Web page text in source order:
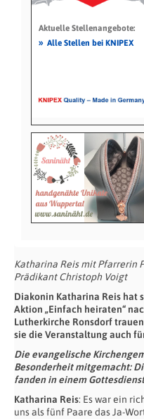
Aktuelle Stellenangebote:
» Alle Stellen bei KNIPEX
Katharina Reis mit Pfarrerin
Prädikant Christoph Voigt
Diakonin Katharina Reis hat
Aktion „Einfach heiraten“
Lutherkirche Ronsdorf
sie die Veranstaltung auch
Die evangelische
Besonderheit mitgemacht:
fanden in einem
Katharina Reis: Es war ein
uns als fünf Paare das Ja-